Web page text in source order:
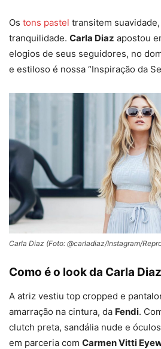
Os tons pastel transitem
tranquilidade. Carla Diaz apostou
elogios de seus seguidores, no
e estiloso é nossa “Inspiração da
Carla Diaz (Foto: @carladiaz/Instagram/
Como é o look da Carla
A atriz vestiu top cropped e
amarração na cintura, da Fendi.
clutch preta, sandália nude e
em parceria com Carmen Vitti